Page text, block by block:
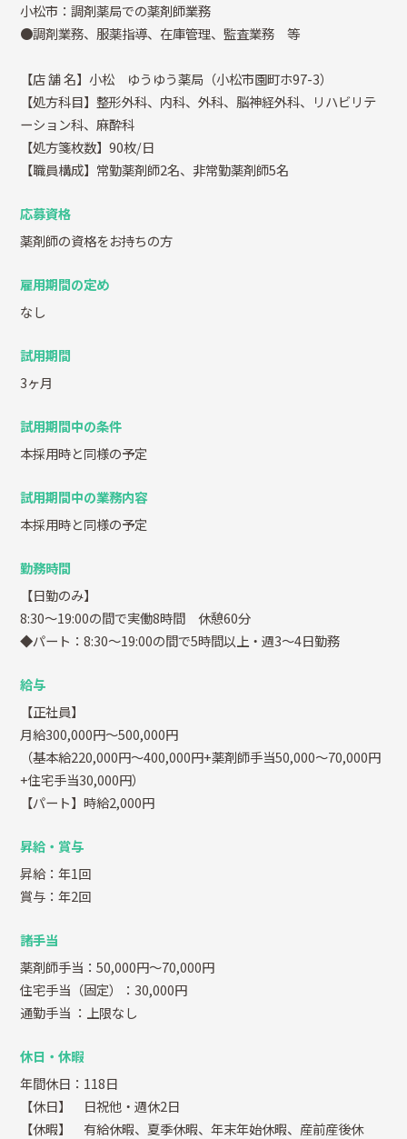
小松市：調剤薬局での薬剤師業務
●調剤業務、服薬指導、在庫管理、監査業務 等
【店 舗 名】小松 ゆうゆう薬局（小松市園町ホ97-3）
【処方科目】整形外科、内科、外科、脳神経外科、リハビリテ
ーション科、麻酔科
【処方箋枚数】90枚/日
【職員構成】常勤薬剤師2名、非常勤薬剤師5名
応募資格
薬剤師の資格をお持ちの方
雇用期間の定め
なし
試用期間
3ヶ月
試用期間中の条件
本採用時と同様の予定
試用期間中の業務内容
本採用時と同様の予定
勤務時間
【日勤のみ】
8:30～19:00の間で実働8時間 休憩60分
◆パート：8:30～19:00の間で5時間以上・週3～4日勤務
給与
【正社員】
月給300,000円～500,000円
（基本給220,000円～400,000円+薬剤師手当50,000～70,000円
+住宅手当30,000円）
【パート】時給2,000円
昇給・賞与
昇給：年1回
賞与：年2回
諸手当
薬剤師手当：50,000円～70,000円
住宅手当（固定）：30,000円
通勤手当 ：上限なし
休日・休暇
年間休日：118日
【休日】 日祝他・週休2日
【休暇】 有給休暇、夏季休暇、年末年始休暇、産前産後休